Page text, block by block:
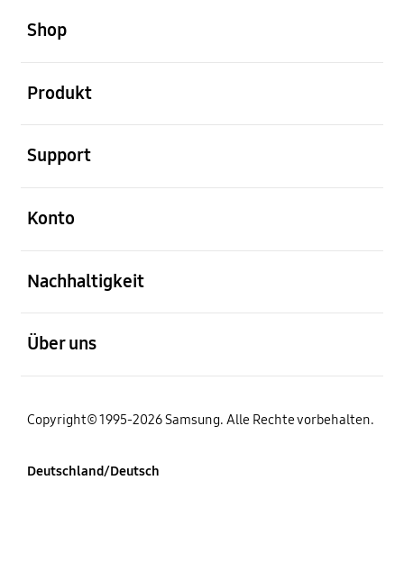
Shop
Produkt
Support
Konto
Nachhaltigkeit
Über uns
Copyright© 1995-2026 Samsung. Alle Rechte vorbehalten.
Deutschland/Deutsch